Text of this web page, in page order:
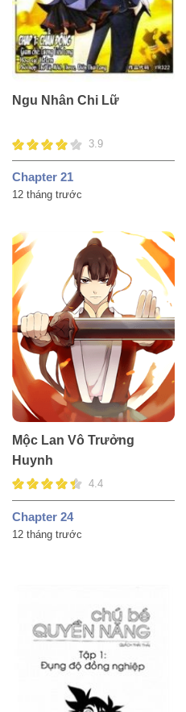
Ngu Nhân Chi Lữ
3.9
Chapter 21
12 tháng trước
Mộc Lan Vô Trưởng
Huynh
4.4
Chapter 24
12 tháng trước